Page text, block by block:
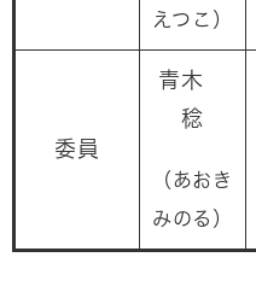
えつこ）
委員
青木
稔​
（あおき
みのる）